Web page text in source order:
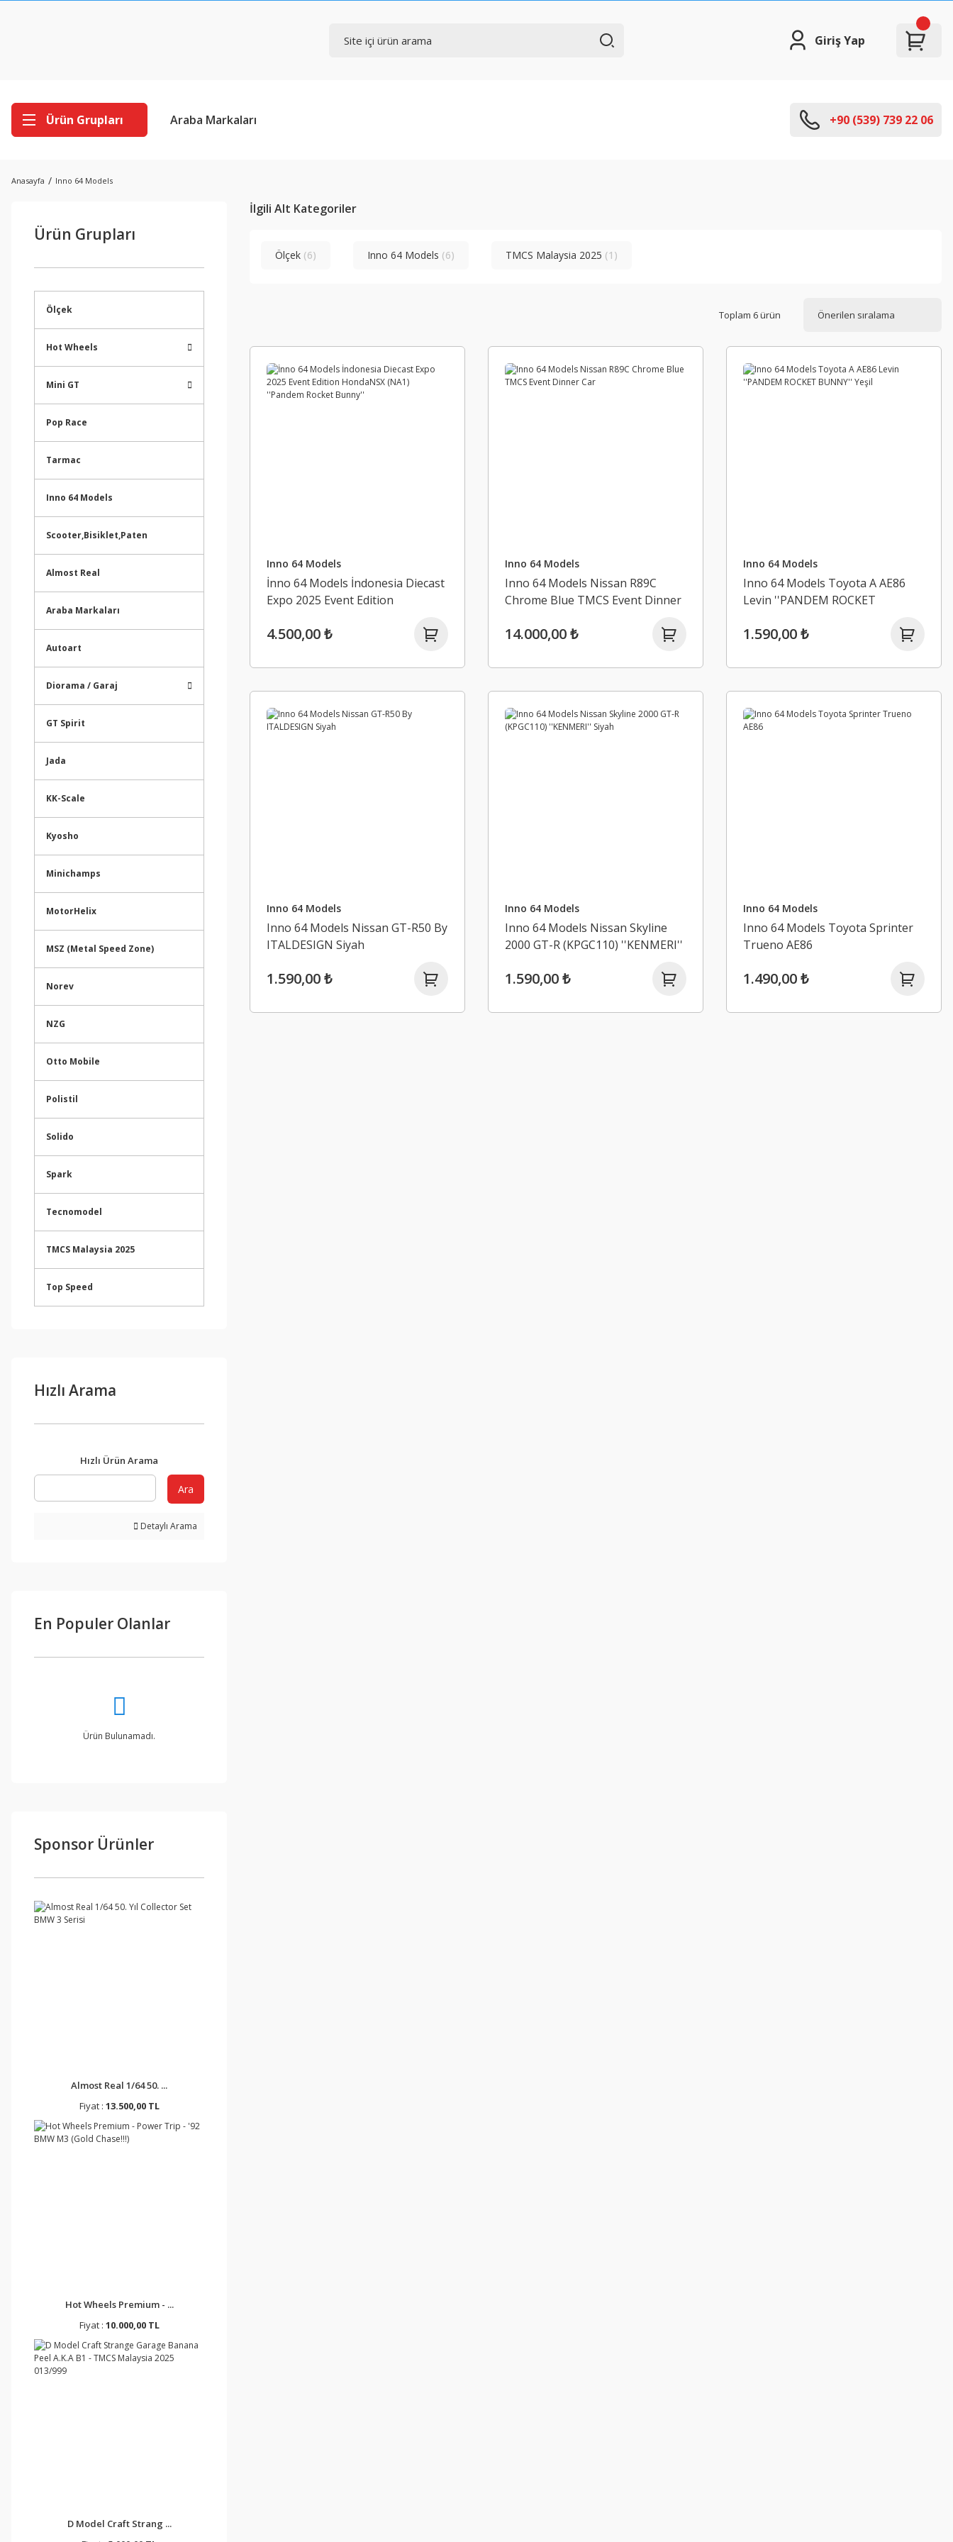
Giriş Yap
Ürün Grupları Araba Markaları +90 (539) 739 22 06
Anasayfa Inno 64 Models
Ürün Grupları
Ölçek
Hot Wheels
Mini GT
Pop Race
Tarmac
Inno 64 Models
Scooter,Bisiklet,Paten
Almost Real
Araba Markaları
Autoart
Diorama / Garaj
GT Spirit
Jada
KK-Scale
Kyosho
Minichamps
MotorHelix
MSZ (Metal Speed Zone)
Norev
NZG
Otto Mobile
Polistil
Solido
Spark
Tecnomodel
TMCS Malaysia 2025
Top Speed
Hızlı Arama
Hızlı Ürün Arama
Ara
Detaylı Arama
En Populer Olanlar
Ürün Bulunamadı.
Sponsor Ürünler
Almost Real 1/64 50. ...
Fiyat : 13.500,00 TL
Hot Wheels Premium - ...
Fiyat : 10.000,00 TL
D Model Craft Strang ...
İlgili Alt Kategoriler
Ölçek (6) Inno 64 Models (6) TMCS Malaysia 2025 (1)
Toplam 6 ürün
Inno 64 Models
İnno 64 Models İndonesia Diecast
Expo 2025 Event Edition
Bunny''
4.500,00 ₺
Inno 64 Models
Inno 64 Models Nissan R89C
Chrome Blue TMCS Event Dinner
14.000,00 ₺
Inno 64 Models
Inno 64 Models Toyota A AE86
Levin ''PANDEM ROCKET
1.590,00 ₺
Inno 64 Models
Inno 64 Models Nissan GT-R50 By
ITALDESIGN Siyah
1.590,00 ₺
Inno 64 Models
Inno 64 Models Nissan Skyline
2000 GT-R (KPGC110) ''KENMERI''
1.590,00 ₺
Inno 64 Models
Inno 64 Models Toyota Sprinter
Trueno AE86
1.490,00 ₺